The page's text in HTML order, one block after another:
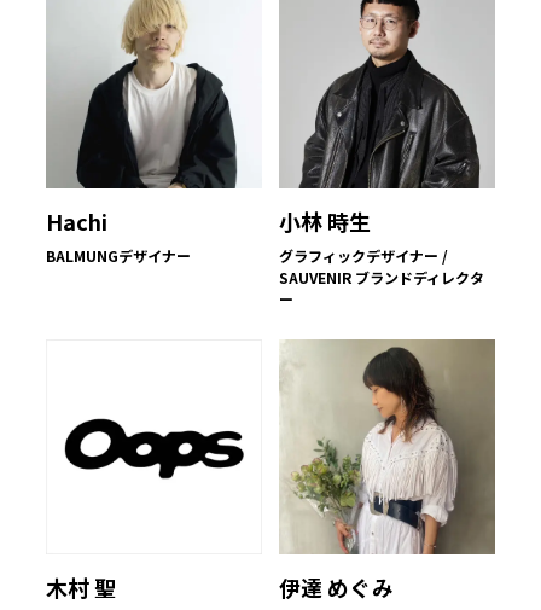
Hachi
BALMUNGデザイナー
小林 時生
グラフィックデザイナー /
SAUVENIR ブランドディレクタ
ー
木村 聖 伊達 めぐみ